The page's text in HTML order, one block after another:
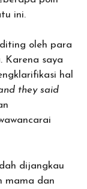
ini.
oleh para
Karena saya
hal
they said
dijangkau
mama dan